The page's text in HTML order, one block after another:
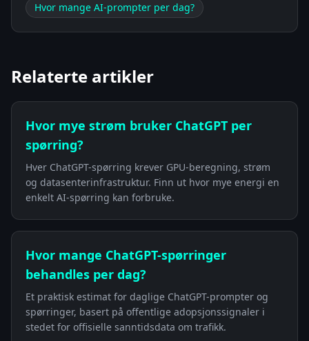
Hvor mange AI-prompter per dag?
Relaterte artikler
Hvor mye strøm bruker ChatGPT per
spørring?
Hver ChatGPT-spørring krever GPU-beregning, strøm
og datasenterinfrastruktur. Finn ut hvor mye energi en
enkelt AI-spørring kan forbruke.
Hvor mange ChatGPT-spørringer
behandles per dag?
Et praktisk estimat for daglige ChatGPT-prompter og
spørringer, basert på offentlige adopsjonssignaler i
stedet for offisielle sanntidsdata om trafikk.